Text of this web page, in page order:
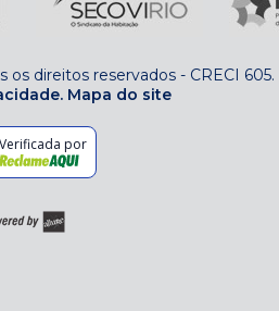
os direitos reservados- CRECI 605.
Mapa do site
por